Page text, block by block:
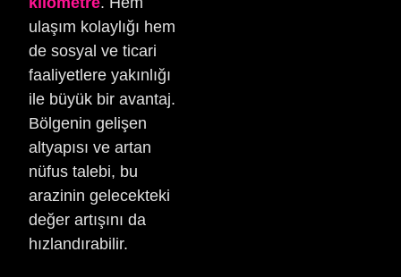
ulaşım kolaylığı hem
de sosyal ve ticari
faaliyetlere yakınlığı
ile büyük bir avantaj.
Bölgenin gelişen
altyapısı ve artan
nüfus talebi, bu
arazinin gelecekteki
değer artışını da
hızlandırabilir.